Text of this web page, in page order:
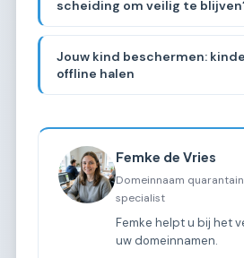
scheiding om veilig te
Jouw kind beschermen:
offline halen
Femke de Vries
Domeinnaam
specialist
Femke helpt u bij het
uw domeinnamen.